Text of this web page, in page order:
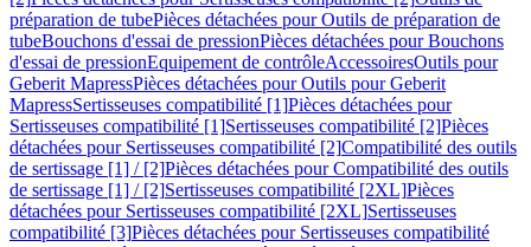
préparation de tubePièces détachées pour Outils de préparation de
tubeBouchons d'essai de pressionPièces détachées pour Bouchons
d'essai de pressionEquipement de contrôleAccessoiresOutils pour
Geberit MapressPièces détachées pour Outils pour Geberit
MapressSertisseuses compatibilité [1]Pièces détachées pour
Sertisseuses compatibilité [1]Sertisseuses compatibilité [2]Pièces
détachées pour Sertisseuses compatibilité [2]Compatibilité des outils
de sertissage [1] / [2]Pièces détachées pour Compatibilité des outils
de sertissage [1] / [2]Sertisseuses compatibilité [2XL]Pièces
détachées pour Sertisseuses compatibilité [2XL]Sertisseuses
compatibilité [3]Pièces détachées pour Sertisseuses compatibilité